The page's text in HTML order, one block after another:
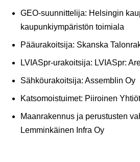
GEO-suunnittelija: Helsingin
kaupunkiympäristön toimiala
Pääurakoitsija: Skanska
LVIASpr-urakoitsija: LVIASpr:
Sähköurakoitsija: Assemblin Oy
Katsomoistuimet: Piiroinen
Maanrakennus ja perustusten
Lemminkäinen Infra Oy